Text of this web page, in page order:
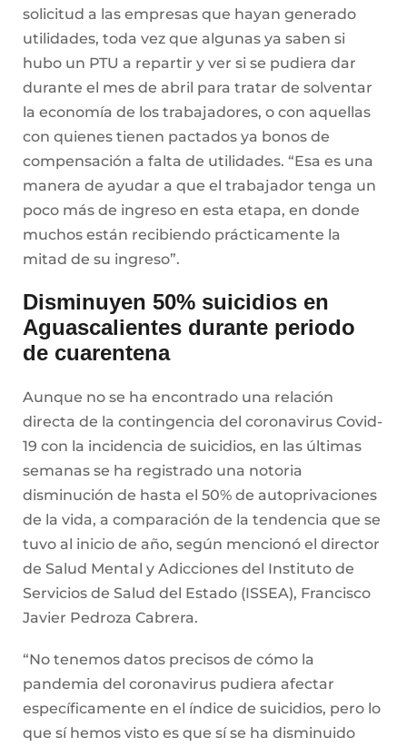
solicitud a las empresas que hayan generado
utilidades, toda vez que algunas ya saben si
hubo un PTU a repartir y ver si se pudiera dar
durante el mes de abril para tratar de solventar
la economía de los trabajadores, o con aquellas
con quienes tienen pactados ya bonos de
compensación a falta de utilidades. “Esa es una
manera de ayudar a que el trabajador tenga un
poco más de ingreso en esta etapa, en donde
muchos están recibiendo prácticamente la
mitad de su ingreso”.
Disminuyen 50% suicidios en
Aguascalientes durante periodo
de cuarentena
Aunque no se ha encontrado una relación
directa de la contingencia del coronavirus Covid-
19 con la incidencia de suicidios, en las últimas
semanas se ha registrado una notoria
disminución de hasta el 50% de autoprivaciones
de la vida, a comparación de la tendencia que se
tuvo al inicio de año, según mencionó el director
de Salud Mental y Adicciones del Instituto de
Servicios de Salud del Estado (ISSEA), Francisco
Javier Pedroza Cabrera.
“No tenemos datos precisos de cómo la
pandemia del coronavirus pudiera afectar
específicamente en el índice de suicidios, pero lo
que sí hemos visto es que sí se ha disminuido